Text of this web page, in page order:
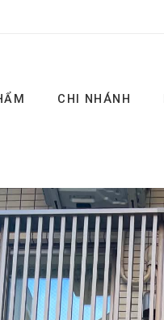
CHI NHÁNH